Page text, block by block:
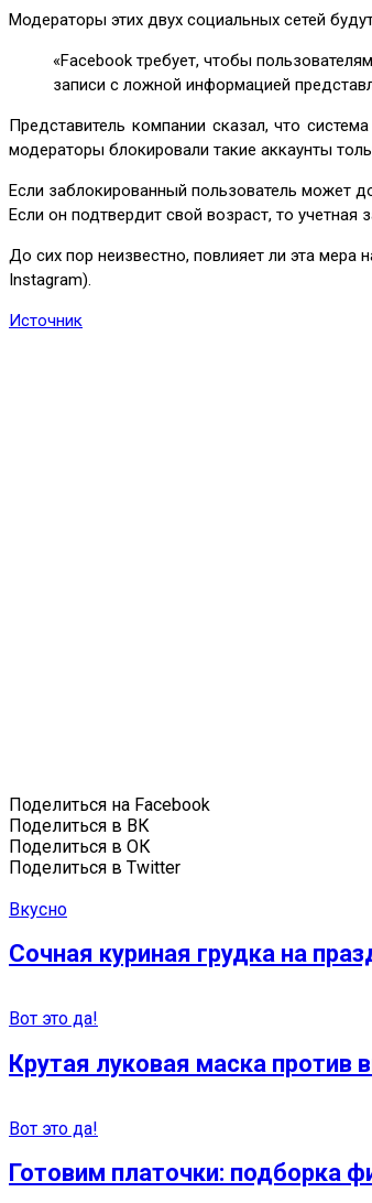
Модераторы этих двух социальных сетей
«Facebook требует, чтобы
записи с ложной информацией
Представитель компании сказал, что
модераторы блокировали такие аккаунты
Если заблокированный пользователь может
Если он подтвердит свой возраст, то учетная
До сих пор неизвестно, повлияет ли эта мера
Instagram).
Источник
Поделиться на Facebook
Поделиться в ВК
Поделиться в ОК
Поделиться в Twitter
Вкусно
Сочная куриная грудка на
Вот это да!
Крутая луковая маска против
Вот это да!
Готовим платочки: подборка